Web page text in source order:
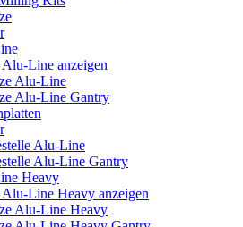
Alu-Line anzeigen
Alu-Line
Alu-Line Gantry
Alu-Line
Alu-Line Gantry
Heavy
Alu-Line Heavy anzeigen
Alu-Line Heavy